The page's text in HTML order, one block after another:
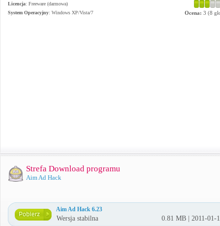
Licencja: Freeware (darmowa)
System Operacyjny: Windows XP/Vista/7 Ocena: 3 (8
Strefa Download programu
Aim Ad Hack
Aim Ad Hack 6.23
Wersja stabilna 0.81 MB | 2011-01-